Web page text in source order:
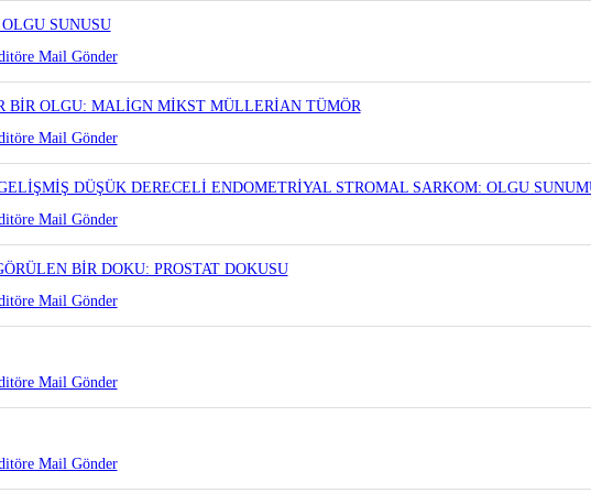
SUNUSU
Mail Gönder
BİR OLGU: MALİGN MİKST MÜLLERİAN TÜMÖR
Mail Gönder
DÜŞÜK DERECELİ ENDOMETRİYAL STROMAL SARKOM: OLGU
Mail Gönder
BİR DOKU: PROSTAT DOKUSU
Mail Gönder
Mail Gönder
Mail Gönder